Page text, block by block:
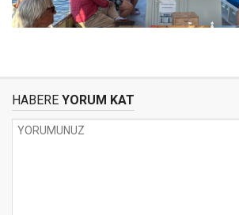
HABERE YORUM KAT